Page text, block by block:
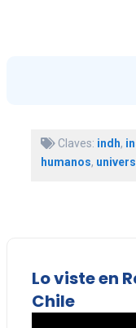
Claves: indh,
humanos,
Lo viste en
Chile